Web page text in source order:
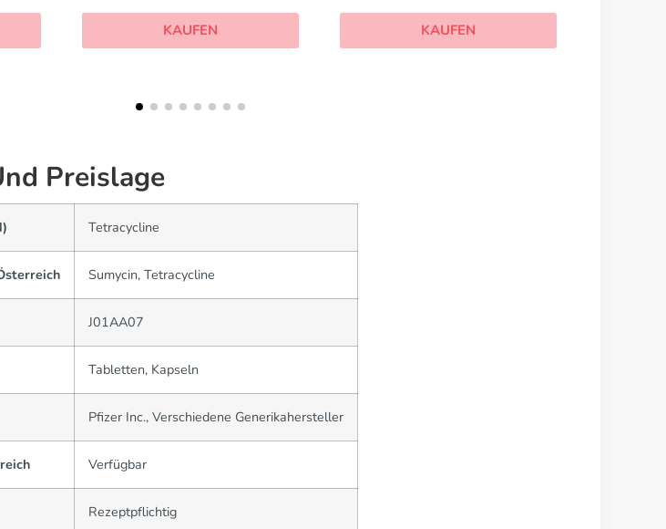
KAUFEN
Preislage
Tetracycline
Sumycin, Tetracycline
J01AA07
Tabletten, Kapseln
Pfizer Inc., Verschiedene Generikahersteller
Verfügbar
Rezeptpflichtig